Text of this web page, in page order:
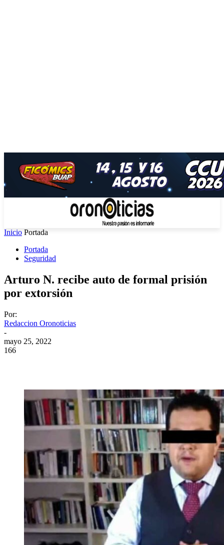
Inicio Portada
Portada
Seguridad
Arturo N. recibe auto de formal prisión
por extorsión
Por:
Redaccion Oronoticias
-
mayo 25, 2022
166